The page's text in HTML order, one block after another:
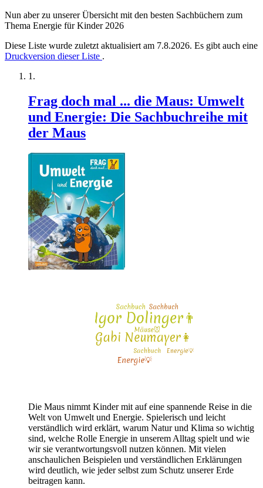
Nun aber zu unserer Übersicht mit den besten Sachbüchern zum
Thema Energie für Kinder 2026
Diese Liste wurde zuletzt aktualisiert am 7.8.2026. Es gibt auch eine
Druckversion dieser Liste .
Frag doch mal ... die Maus: Umwelt
und Energie: Die Sachbuchreihe mit
der Maus
Die Maus nimmt Kinder mit auf eine spannende Reise in die
Welt von Umwelt und Energie. Spielerisch und leicht
verständlich wird erklärt, warum Natur und Klima so wichtig
sind, welche Rolle Energie in unserem Alltag spielt und wie
wir sie verantwortungsvoll nutzen können. Mit vielen
anschaulichen Beispielen und verständlichen Erklärungen
wird deutlich, wie jeder selbst zum Schutz unserer Erde
beitragen kann.